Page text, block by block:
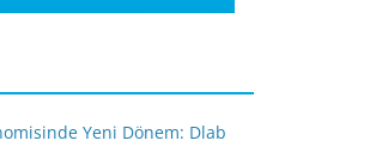
Yeni Dönem: Dlab